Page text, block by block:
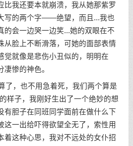
我还要本就崩溃，我从她那紫罗
写的两个字——绝望，而且...我也
的会一边哭一边笑...她的双眼在不
从脸上不断滑落，可她的面部表情
觉就像是悲伤小丑似的，明明在
惨的神色。
，也不用急着死，我们两个算是
样子，我刚好生出了一个绝妙的想
有胆子在同班同学面前在做什么下
这一出给吓得欲望全无了，索性用
着这种心思，我对不远处的女仆招